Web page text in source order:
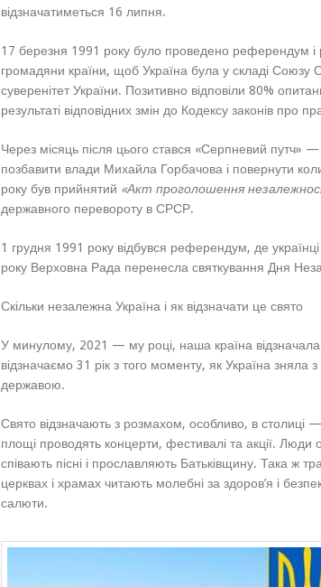
відзначатиметься 16 липня.
17 березня 1991 року було проведено референдум і
громадяни країни, щоб Україна була у складі Союзу
суверенітет України. Позитивно відповіли 80%
результаті відповідних змін до Кодексу законів про
Через місяць після цього стався «Серпневий путч»
позбавити влади Михайла Горбачова і повернути
року був прийнятий «Акт проголошення
державного перевороту в СРСР.
1 грудня 1991 року відбувся референдум, де
року Верховна Рада перенесла святкування Дня
Скільки незалежна Україна і як відзначати це свято
У минулому, 2021 — му році, наша країна
відзначаємо 31 рік з того моменту, як Україна зняла
державою.
Свято відзначають з розмахом, особливо, в столиці
площі проводять концерти, фестивалі та акції.
співають пісні і прославляють Батьківщину. Така ж
церквах і храмах читають молебні за здоров’я і
салюти.